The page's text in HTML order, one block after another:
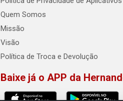
Quem Somos
Missão
Visão
Política de Troca e Devolução
Baixe já o APP da